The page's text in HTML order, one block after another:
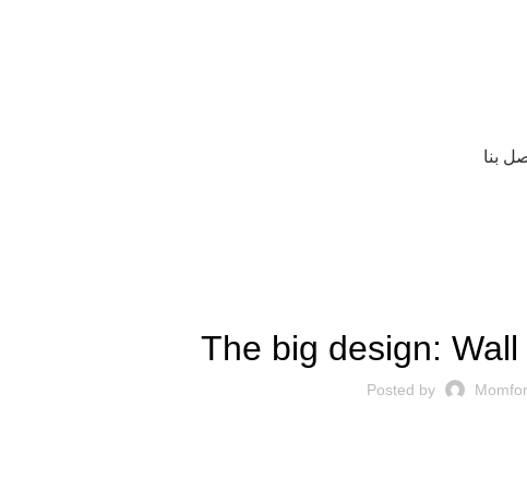
بنا
The big design:
Posted by